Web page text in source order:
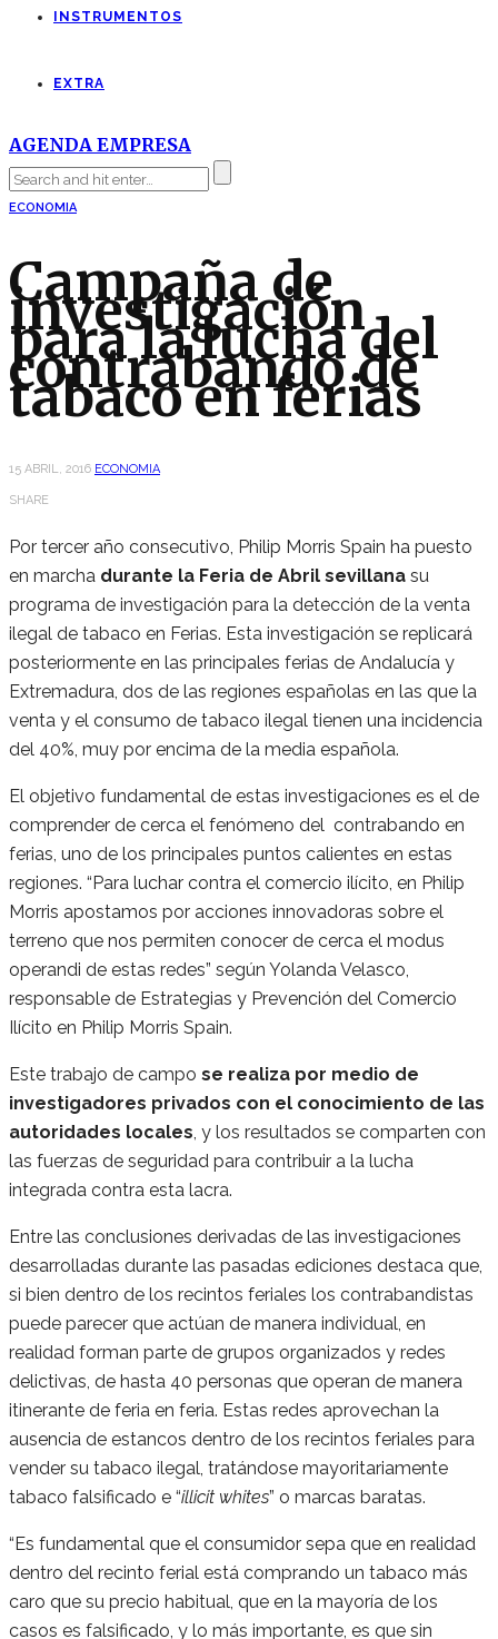
INSTRUMENTOS
EXTRA
AGENDA EMPRESA
ECONOMIA
Campaña de
investigación
para la lucha del
contrabando de
tabaco en ferias
15 ABRIL, 2016 ECONOMIA
SHARE
Por tercer año consecutivo, Philip Morris Spain ha puesto
en marcha durante la Feria de Abril sevillana su
programa de investigación para la detección de la venta
ilegal de tabaco en Ferias. Esta investigación se replicará
posteriormente en las principales ferias de Andalucía y
Extremadura, dos de las regiones españolas en las que la
venta y el consumo de tabaco ilegal tienen una incidencia
del 40%, muy por encima de la media española.
El objetivo fundamental de estas investigaciones es el de
comprender de cerca el fenómeno del contrabando en
ferias, uno de los principales puntos calientes en estas
regiones. “Para luchar contra el comercio ilícito, en Philip
Morris apostamos por acciones innovadoras sobre el
terreno que nos permiten conocer de cerca el modus
operandi de estas redes” según Yolanda Velasco,
responsable de Estrategias y Prevención del Comercio
Ilícito en Philip Morris Spain.
Este trabajo de campo se realiza por medio de
investigadores privados con el conocimiento de las
autoridades locales, y los resultados se comparten con
las fuerzas de seguridad para contribuir a la lucha
integrada contra esta lacra.
Entre las conclusiones derivadas de las investigaciones
desarrolladas durante las pasadas ediciones destaca que,
si bien dentro de los recintos feriales los contrabandistas
puede parecer que actúan de manera individual, en
realidad forman parte de grupos organizados y redes
delictivas, de hasta 40 personas que operan de manera
itinerante de feria en feria. Estas redes aprovechan la
ausencia de estancos dentro de los recintos feriales para
vender su tabaco ilegal, tratándose mayoritariamente
tabaco falsificado e “illicit whites” o marcas baratas.
“Es fundamental que el consumidor sepa que en realidad
dentro del recinto ferial está comprando un tabaco más
caro que su precio habitual, que en la mayoría de los
casos es falsificado, y lo más importante, es que sin